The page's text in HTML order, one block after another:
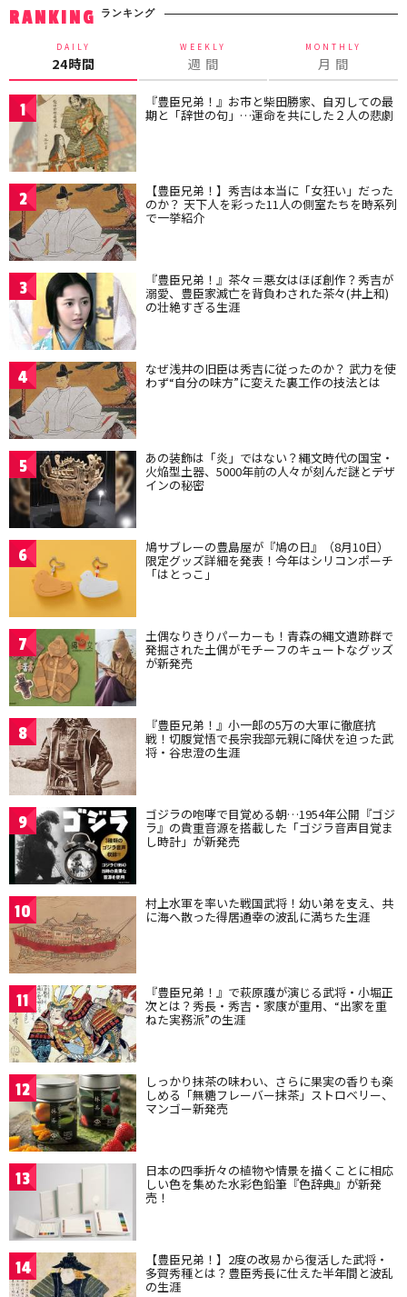
RANKING ランキング
DAILY
24時間
WEEKLY
週 間
MONTHLY
月 間
1 『豊臣兄弟！』お市と柴田勝家、自刃しての最
期と「辞世の句」…運命を共にした２人の悲劇
2 【豊臣兄弟！】秀吉は本当に「女狂い」だった
のか？ 天下人を彩った11人の側室たちを時系列
で一挙紹介
3 『豊臣兄弟！』茶々＝悪女はほぼ創作？秀吉が
溺愛、豊臣家滅亡を背負わされた茶々(井上和)
の壮絶すぎる生涯
4 なぜ浅井の旧臣は秀吉に従ったのか？ 武力を使
わず“自分の味方”に変えた裏工作の技法とは
5 あの装飾は「炎」ではない？縄文時代の国宝・
火焔型土器、5000年前の人々が刻んだ謎とデザ
インの秘密
6 鳩サブレーの豊島屋が『鳩の日』（8月10日）
限定グッズ詳細を発表！今年はシリコンポーチ
「はとっこ」
7 土偶なりきりパーカーも！青森の縄文遺跡群で
発掘された土偶がモチーフのキュートなグッズ
が新発売
8 『豊臣兄弟！』小一郎の5万の大軍に徹底抗
戦！切腹覚悟で長宗我部元親に降伏を迫った武
将・谷忠澄の生涯
9 ゴジラの咆哮で目覚める朝…1954年公開『ゴジ
ラ』の貴重音源を搭載した「ゴジラ音声目覚ま
し時計」が新発売
10 村上水軍を率いた戦国武将！幼い弟を支え、共
に海へ散った得居通幸の波乱に満ちた生涯
11 『豊臣兄弟！』で萩原護が演じる武将・小堀正
次とは？秀長・秀吉・家康が重用、“出家を重
ねた実務派”の生涯
12 しっかり抹茶の味わい、さらに果実の香りも楽
しめる「無糖フレーバー抹茶」ストロベリー、
マンゴー新発売
13 日本の四季折々の植物や情景を描くことに相応
しい色を集めた水彩色鉛筆『色辞典』が新発
売！
14 【豊臣兄弟！】2度の改易から復活した武将・
多賀秀種とは？豊臣秀長に仕えた半年間と波乱
の生涯